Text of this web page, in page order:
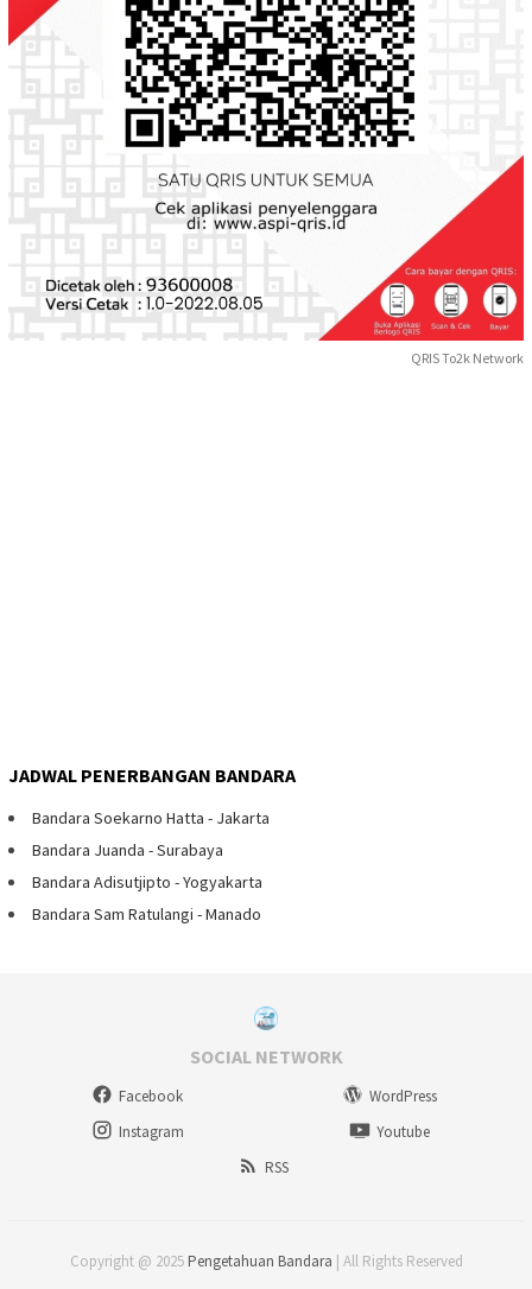
QRIS To2k Network
JADWAL PENERBANGAN BANDARA
Bandara Soekarno Hatta - Jakarta
Bandara Juanda - Surabaya
Bandara Adisutjipto - Yogyakarta
Bandara Sam Ratulangi - Manado
SOCIAL NETWORK
Facebook
WordPress
Instagram
Youtube
RSS
Copyright @ 2025 Pengetahuan Bandara | All Rights Reserved